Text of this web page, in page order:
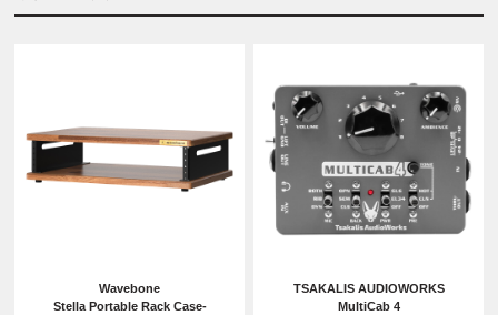
Wavebone
Stella Portable Rack Case-
TSAKALIS AUDIOWORKS
MultiCab 4